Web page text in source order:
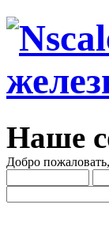
Наше
Добро пожаловать,